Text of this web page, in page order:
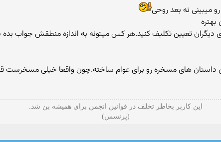
میبینی نه بعد روحی
تعیین تکلیف کنید.هر کس میتونه به اندازه منطقش جواب
داستان های مسخره رو برای عوام ساخته.چون واقعا خیلی مسخرست
این کاربر بخاطر تخلف در قوانین انجمن برای همیشه بن شد.
(پرنسس)